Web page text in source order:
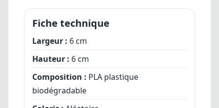
Fiche technique
Largeur : 6 cm
Hauteur : 6 cm
Composition : PLA plastique
biodégradable